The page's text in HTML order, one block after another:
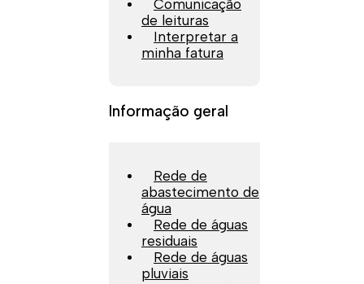
Comunicação
de leituras
Interpretar a
minha fatura
Informação geral
Rede de
abastecimento de
água
Rede de águas
residuais
Rede de águas
pluviais